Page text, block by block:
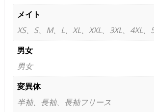
メイト
XS、S、M、L、XL、XXL、3XL、4XL、
男女
男女
変異体
半袖、長袖、長袖フリース